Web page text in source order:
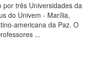
por três Universidades da
do Univem - Marília,
americana da Paz. O
...